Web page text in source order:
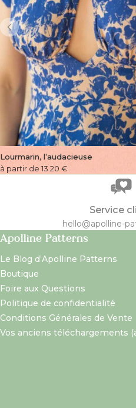
Lourmarin, l’audacieuse
à partir de 13.20 €
Service
hello@apolline-
Apolline Patterns
Le Blog d’Apolline Patterns
Boutique
Foire aux Questions
Politique de confidentialité
Conditions Générales de Vente
Vos anciens téléchargements